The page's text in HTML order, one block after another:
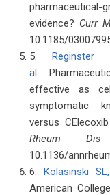
evidence? Curr
10.1185/
5.
al:
effective as
symptomatic
versus
Rheum Dis
10.1136/
6. Kolasinski
American